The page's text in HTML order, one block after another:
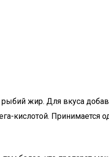
жир. Для вкуса
кислотой. Принимается